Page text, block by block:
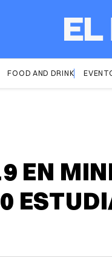
FOOD AND DRINK
EN